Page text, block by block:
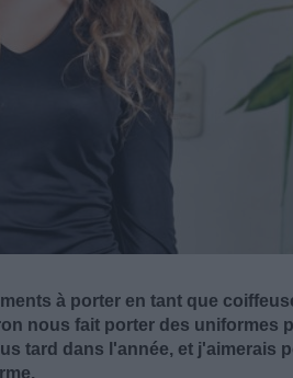
à porter en tant que
nous fait porter des uniformes
tard dans l'année, et j'aimerais